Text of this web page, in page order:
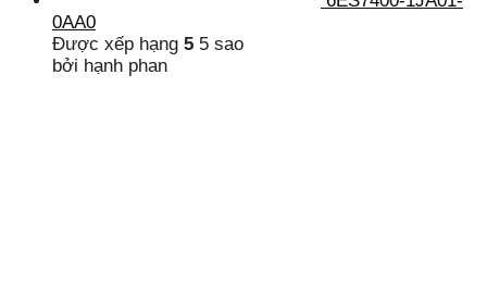
0AA0
Được xếp hạng 5 5 sao
bởi hạnh phan